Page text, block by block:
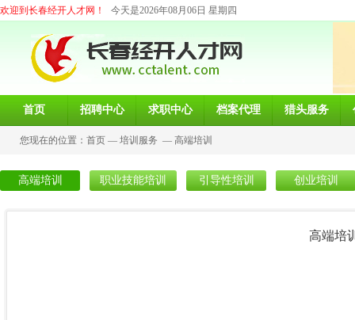
欢迎到长春经开人才网！ 今天是2026年08月06日 星期四
首页 招聘中心 求职中心 档案代理 猎头服务
您现在的位置： 首页 — 培训服务 — 高端培训
高端培训 职业技能培训 引导性培训 创业培训
高端培